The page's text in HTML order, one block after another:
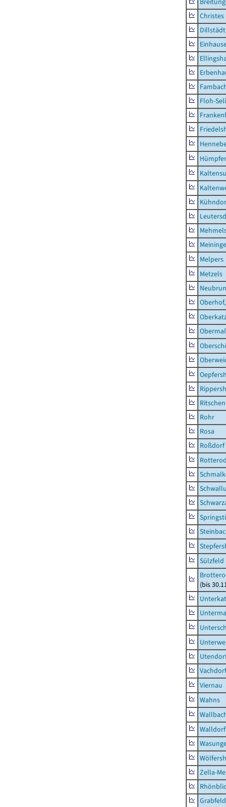
Christes
Dillstädt
Floh-
Melpers
Metzels
Rohr
Rosa
Roßdorf
Sülzfeld
(bis
Vachdorf
Viernau
Wahns
Walldorf
Zella-
Grabfeld